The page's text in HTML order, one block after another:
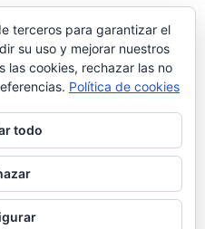
para WordPress
WP
terceros para garantizar el
su uso y mejorar nuestros
las cookies, rechazar las no
Política de cookies
todo